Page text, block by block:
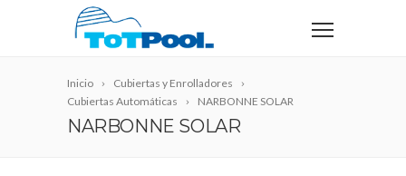
Inicio
Cubiertas y Enrolladores
Cubiertas Automáticas
NARBONNE SOLAR
NARBONNE SOLAR